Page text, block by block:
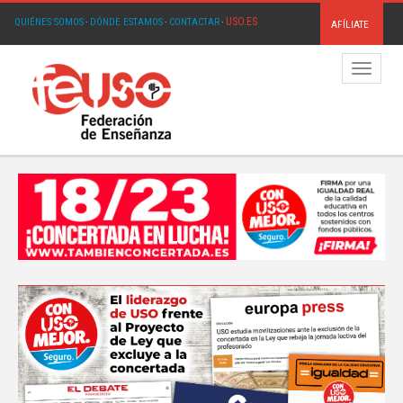
QUIÉNES SOMOS· DÓNDE ESTAMOS· CONTACTAR· USO.ES AFÍLIATE
Menú